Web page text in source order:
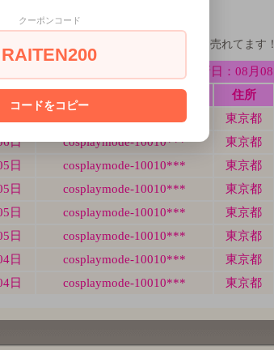
ミアコスの販売状況最新版！毎日どんどん売れてます！
クーポンコード
RAITEN200
コードをコピー